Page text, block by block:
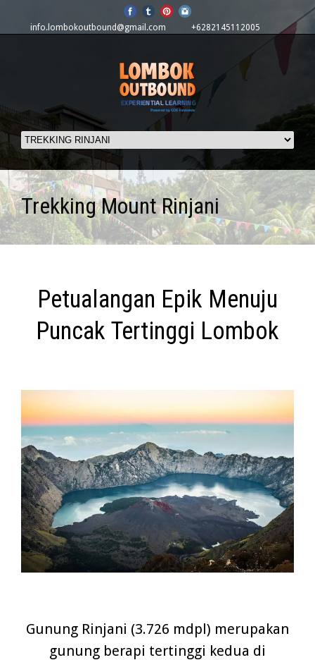
info.lombokoutbound@gmail.com +6282145112005
Trekking Mount Rinjani
Petualangan Epik Menuju
Puncak Tertinggi Lombok
Gunung Rinjani (3.726 mdpl) merupakan
gunung berapi tertinggi kedua di